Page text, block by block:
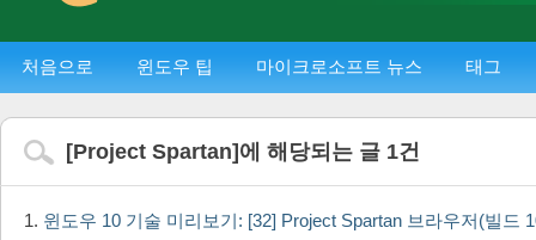
처음으로 윈도우 팁 마이크로소프트 뉴스 태그
[Project Spartan]에 해당되는 글 1건
윈도우 10 기술 미리보기: [32] Project Spartan 브라우저(빌드